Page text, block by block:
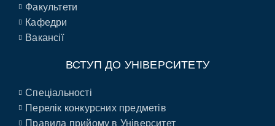
Факультети
Кафедри
Вакансії
ВСТУП ДО УНІВЕРСИТЕТУ
Спеціальності
Перелік конкурсних предметів
Правила прийому в Університет